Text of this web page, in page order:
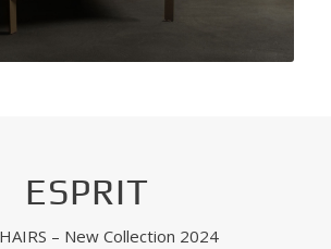
ESPRIT
– New Collection 2024